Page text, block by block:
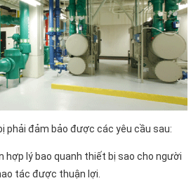
phải đảm bảo được các yêu cầu sau:
hợp lý bao quanh thiết bị sao cho người
tác được thuận lợi.